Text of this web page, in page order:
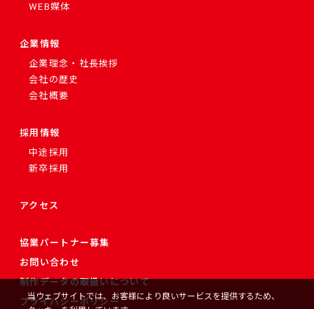
WEB媒体
企業情報
企業理念・社長挨拶
会社の歴史
会社概要
採用情報
中途採用
新卒採用
アクセス
協業パートナー募集
お問い合わせ
制作データの取扱いについて
プライバシーポリシー
当ウェブサイトでは、お客様により良いサービスを提供するため、